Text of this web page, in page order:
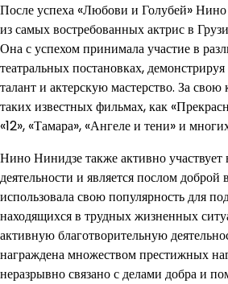
После успеха «Любови и Голубей»
из самых востребованных актрис в
Она с успехом принимала участие в
театральных постановках,
талант и актерскую мастерство. За
таких известных фильмах, как
«12», «Тамара», «Ангеле и тени» и
Нино Нинидзе также активно участвует
деятельности и является послом
использовала свою популярность для
находящихся в трудных жизненных
активную благотворительную
награждена множеством престижных
неразрывно связано с делами добра и